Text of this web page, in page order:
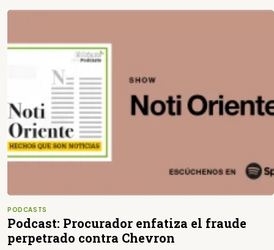
PODCASTS
Podcast: Procurador enfatiza el fraude
perpetrado contra Chevron